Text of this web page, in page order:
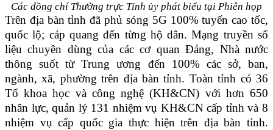
Các đồng chí Thường trực Tỉnh ủy phát biểu tại Phiên họp
Trên địa bàn tỉnh đã phủ sóng 5G 100% tuyến cao tốc,
quốc lộ; cáp quang đến từng hộ dân. Mạng truyền số
liệu chuyên dùng của các cơ quan Đảng, Nhà nước
thông suốt từ Trung ương đến 100% các sở, ban,
ngành, xã, phường trên địa bàn tỉnh. Toàn tỉnh có 36
Tổ khoa học và công nghệ (KH&CN) với hơn 650
nhân lực, quản lý 131 nhiệm vụ KH&CN cấp tỉnh và 8
nhiệm vụ cấp quốc gia thực hiện trên địa bàn tỉnh.